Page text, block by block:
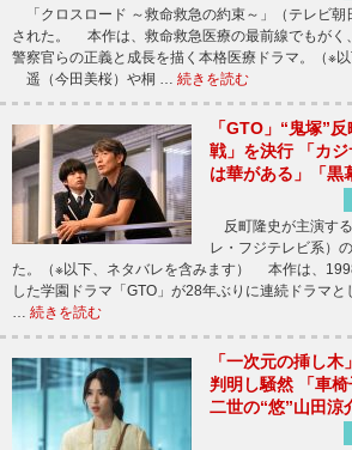
「クロスロード ～救命救急の約束～」（テレビ朝
された。 本作は、救命救急医療の最前線でもがく
警察官らの正義と成長を描く本格医療ドラマ。（※以
遥（今田美桜）や桐 … 続きを読む
「GTO」“鬼塚”
戦」を決行 「カ
は華がある」「黒
反町隆史が主演す
レ・フジテレビ系）
た。（※以下、ネタバレを含みます） 本作は、
した学園ドラマ「GTO」が28年ぶりに連続ドラマと
… 続きを読む
「一次元の挿し
判明し騒然 「車
二世の“悠”山田涼